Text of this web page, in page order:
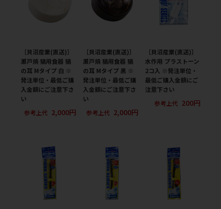
［貝沼産業(直送)］
瀬戸焼 猫用食器 猫
の耳 Mタイプ 白 ※
発注単位・最低ご購
入金額にご注意下さ
い
参考上代 2,000円
［貝沼産業(直送)］
瀬戸焼 猫用食器 猫
の耳 Mタイプ 黒 ※
発注単位・最低ご購
入金額にご注意下さ
い
参考上代 2,000円
［貝沼産業(直送)］
水作用 プラストーン
2コ入 ※発注単位・
最低ご購入金額にご
注意下さい
参考上代 200円